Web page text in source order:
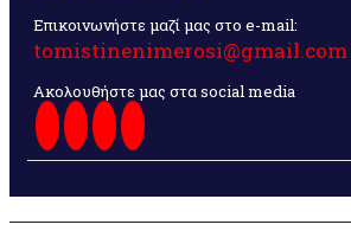
Επικοινωνήστε μαζί μας στο e-mail:
tomistinenimerosi@gmail.com
Ακολουθήστε μας στα social media